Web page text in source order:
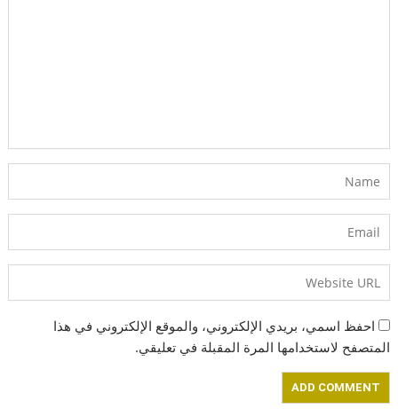
احفظ اسمي، بريدي الإلكتروني، والموقع الإلكتروني في هذا
المتصفح لاستخدامها المرة المقبلة في تعليقي.